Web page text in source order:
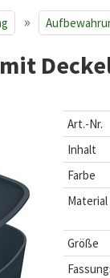
»
Art.-Nr.
Inhalt
Farbe
Material
Größe